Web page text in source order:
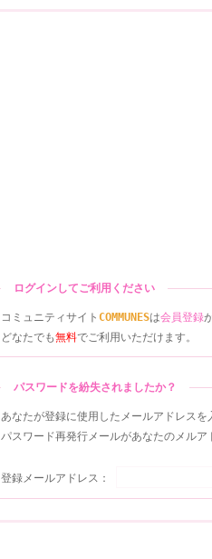
ログインしてご利用ください
コミュニティサイト COMMUNESは会員登録
どなたでも無料でご利用いただけます。
パスワードを紛失されましたか？
あなたが登録に使用したメールアドレスを
パスワード再発行メールがあなたのメルア
登録メールアドレス：